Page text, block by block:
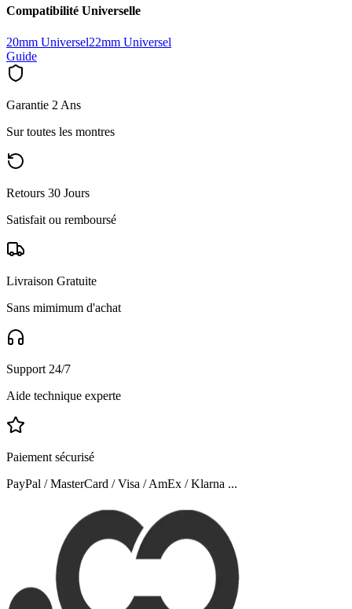
Compatibilité Universelle
20mm Universel22mm Universel
Guide
Garantie 2 Ans
Sur toutes les montres
Retours 30 Jours
Satisfait ou remboursé
Livraison Gratuite
Sans mimimum d'achat
Support 24/7
Aide technique experte
Paiement sécurisé
PayPal / MasterCard / Visa / AmEx / Klarna ...